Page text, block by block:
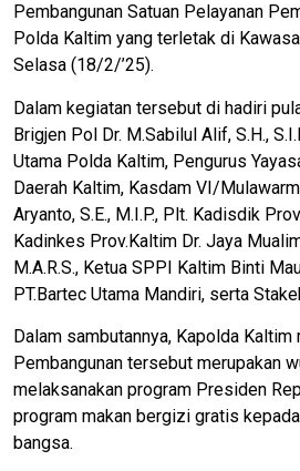
Pembangunan Satuan Pelayanan
Polda Kaltim yang terletak di
Selasa (18/2/’25).
Dalam kegiatan tersebut di hadiri
Brigjen Pol Dr. M.Sabilul Alif, S.H.,
Utama Polda Kaltim, Pengurus
Daerah Kaltim, Kasdam VI/
Aryanto, S.E., M.I.P., Plt. Kadisdik
Kadinkes Prov.Kaltim Dr. Jaya
M.A.R.S., Ketua SPPI Kaltim Binti
PT.Bartec Utama Mandiri, serta
Dalam sambutannya, Kapolda Kaltim
Pembangunan tersebut merupakan
melaksanakan program Presiden
program makan bergizi gratis
bangsa.